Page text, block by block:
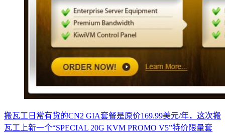
搬瓦工日常有货的CN2 GIA套餐是原价169.99美元/年，这次搬
瓦工上新一个“SPECIAL 20G KVM PROMO V5”特价限量套